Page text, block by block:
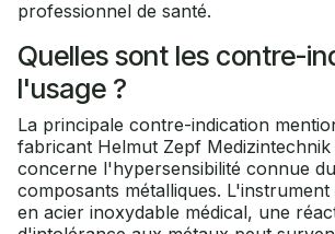
professionnel de santé.
Quelles sont les contre-
l'usage ?
La principale contre-indication
fabricant Helmut Zepf Medizintechnik
concerne l'hypersensibilité connue
composants métalliques.
en acier inoxydable médical, une